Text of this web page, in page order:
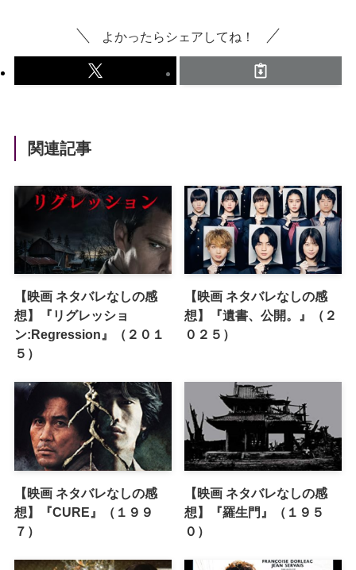
よかったらシェアしてね！
関連記事
【映画 ネタバレなしの感
想】『リグレッショ
ン:Regression』（２０１
５）
【映画 ネタバレなしの感
想】『遺書、公開。』（２
０２５）
【映画 ネタバレなしの感
想】『CURE』（１９９
７）
【映画 ネタバレなしの感
想】『羅生門』（１９５
０）